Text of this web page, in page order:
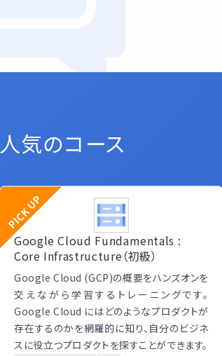
人気のコース
PICK UP
Google Cloud Fundamentals :
Core Infrastructure（初級）
Google Cloud (GCP)の概要をハンズオンを
交えながら学習するトレーニングです。
Google Cloud にはどのようなプロダクトが
存在するのかを網羅的に知り、自分のビジネ
スに役立つプロダクトを探すことができます。